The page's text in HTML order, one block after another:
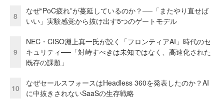
8
なぜ“PoC疲れ”が蔓延しているのか？──「またやり直せば
いい」実験感覚から抜け出す5つのゲートモデル
9
NEC・CISO淵上真一氏が説く「フロンティアAI」時代のセ
キュリティ──「対峙すべきは未知ではなく、高速化された
既存の課題」
10
なぜセールスフォースはHeadless 360を発表したのか？AI
に中抜きされないSaaSの生存戦略